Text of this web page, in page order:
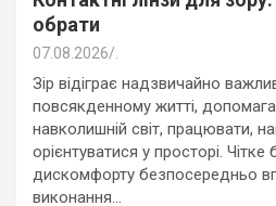
обрати
07.08.2026
Зір відіграє надзвичайно
повсякденному житті,
навколишній світ, працювати,
орієнтуватися у просторі.
дискомфорту безпосередньо
виконання…